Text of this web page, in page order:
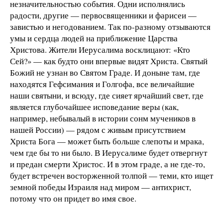
незначительностью события. Одни исполнялись
радости, другие — первосвященники и фарисеи —
завистью и негодованием. Так по-разному отзываются
умы и сердца людей на приближение Царства
Христова. Жители Иерусалима восклицают: «Кто
Сей?» — как будто они впервые видят Христа. Святый
Божий не узнан во Святом Граде. И доныне там, где
находятся Гефсимания и Голгофа, все величайшие
наши святыни, и всюду, где сияет ярчайший свет, где
является глубочайшее исповедание веры (как,
например, небывалый в истории сонм мучеников в
нашей России) — рядом с живым присутствием
Христа Бога — может быть больше слепоты и мрака,
чем где бы то ни было. В Иерусалиме будет отвергнут
и предан смерти Христос. И в этом граде, а не где-то,
будет встречен восторженной толпой — теми, кто ищет
земной победы Израиля над миром — антихрист,
потому что он придет во имя свое.